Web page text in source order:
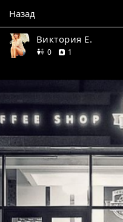
Назад
Виктория Е.
0друзей
1